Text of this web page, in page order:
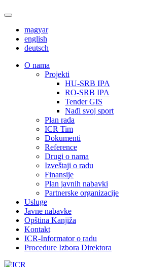
magyar
english
deutsch
О nama
Projekti
HU-SRB IPA
RO-SRB IPA
Tender GIS
Nađi svoj sport
Plan rada
ICR Tim
Dokumenti
Reference
Drugi o nama
Izveštaji o radu
Finansije
Plan javnih nabavki
Partnerske organizacije
Usluge
Javne nabavke
Opština Kanjiža
Kontakt
ICR-Informator o radu
Procedure Izbora Direktora